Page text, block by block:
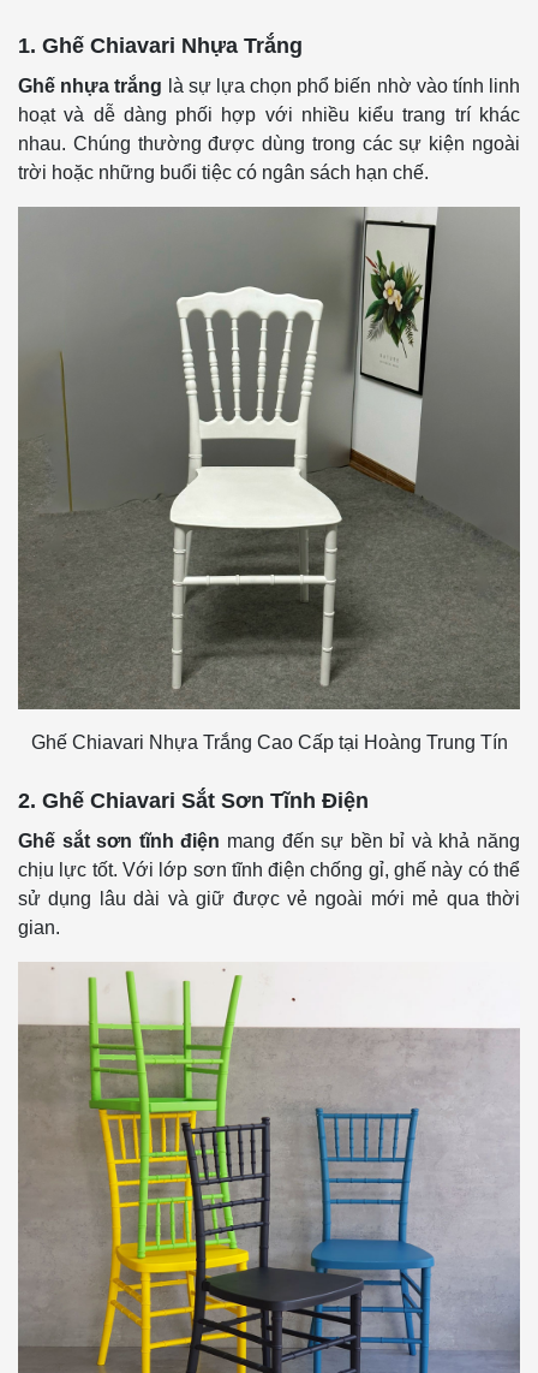
1. Ghế Chiavari Nhựa Trắng
Ghế nhựa trắng là sự lựa chọn phổ biến nhờ vào tính linh
hoạt và dễ dàng phối hợp với nhiều kiểu trang trí khác
nhau. Chúng thường được dùng trong các sự kiện ngoài
trời hoặc những buổi tiệc có ngân sách hạn chế.
Ghế Chiavari Nhựa Trắng Cao Cấp tại Hoàng Trung Tín
2. Ghế Chiavari Sắt Sơn Tĩnh Điện
Ghế sắt sơn tĩnh điện mang đến sự bền bỉ và khả năng
chịu lực tốt. Với lớp sơn tĩnh điện chống gỉ, ghế này có thể
sử dụng lâu dài và giữ được vẻ ngoài mới mẻ qua thời
gian.